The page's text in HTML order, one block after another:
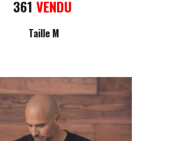
361 VENDU
Taille M